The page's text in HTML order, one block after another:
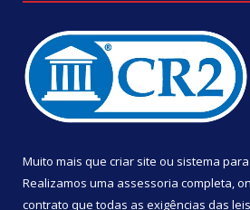
Muito mais que criar site ou sistema
Realizamos uma assessoria completa,
contrato que todas as exigências das